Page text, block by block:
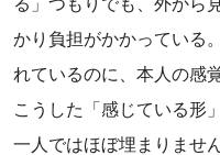
る」つもりでも、外から
かり負担がかかっている
れているのに、本人の感
こうした「感じている形
一人ではほぼ埋まりませ